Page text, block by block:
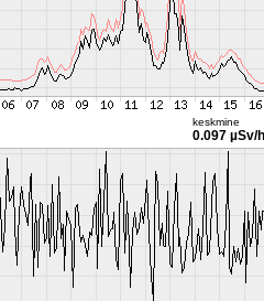
keskmine
0.097 µSv/h